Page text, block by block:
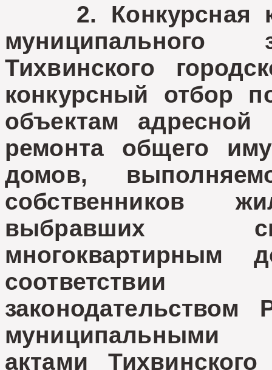
2. Конкурсная
муниципального
Тихвинского
конкурсный отбор
объектам адресной
ремонта общего
домов,
собственников
выбравших
муниципальными
актами